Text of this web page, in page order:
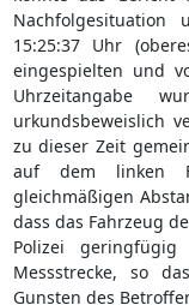
15:25:37 Uhr
eingespielten und
Uhrzeitangabe
urkundsbeweislich
zu dieser Zeit
auf dem linken
gleichmäßigen
dass das Fahrzeug
Polizei
Messstrecke, so
Gunsten des